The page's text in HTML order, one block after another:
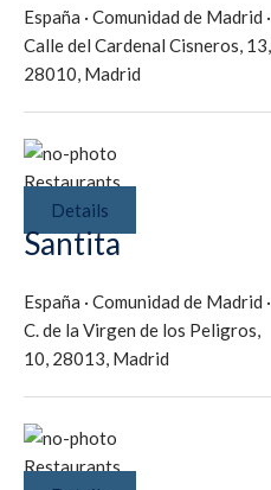
España · Comunidad de Madrid ·
Calle del Cardenal Cisneros, 13,
28010, Madrid
Restaurants
Details
Santita
España · Comunidad de Madrid ·
C. de la Virgen de los Peligros,
10, 28013, Madrid
Restaurants